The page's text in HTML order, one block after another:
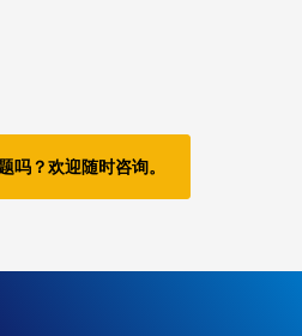
吗？欢迎随时咨询。